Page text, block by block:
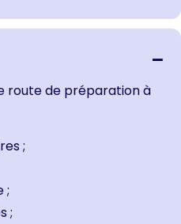
route de préparation à
;
;
;